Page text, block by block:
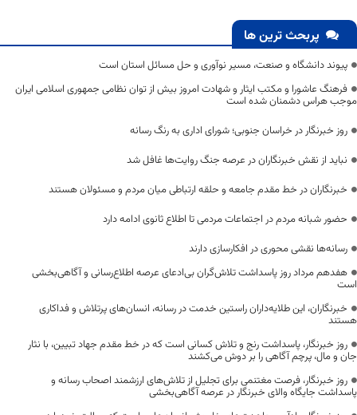
پربحث ترین ها
پیوند دانشگاه و صنعت، مسیر نوآوری و حل مسائل استان است
فرهنگ عاشورا و مکتب ایثار و شهادت امروز بیش از توان نظامی جمهوری اسلامی ایران
موجب هراس دشمنان شده است
روز خبرنگار در خراسان جنوبی؛ شورای اداری به رنگ رسانه
نباید از نقش خبرنگاران در عرصه جنگ روایت‌ها غافل شد
خبرنگاران در خط مقدم جامعه و حلقه ارتباطی میان مردم و مسئولان هستند
حضور شبانه مردم در اجتماعات مردمی تا اطلاع ثانوی ادامه دارد
رسانه‌ها نقشی محوری در افکارسازی دارند
هفدهم مرداد روز پاسداشت تلاش‌گران بی‌ادعای عرصه اطلاع‌رسانی و آگاهی‌بخشی
است
خبرنگاران، این طلایه‌داران راستین خدمت در رسانه، انسان‌های پرتلاش و فداکاری
هستند
روز خبرنگار، پاسداشت رنج و تلاش کسانی است که در خط مقدم جهاد تبیین، با نثار
جان و مال، پرچم آگاهی را بر دوش می‌کشند
روز خبرنگار، فرصت مغتنمی برای تجلیل از تلاش‌های ارزشمند اصحاب رسانه و
پاسداشت جایگاه والای خبرنگار در عرصه آگاهی‌بخشی